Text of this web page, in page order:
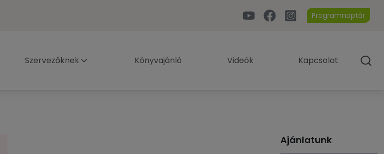
Programnaptár
Szervezőknek Könyvajánló Videók Kapcsolat
Ajánlatunk